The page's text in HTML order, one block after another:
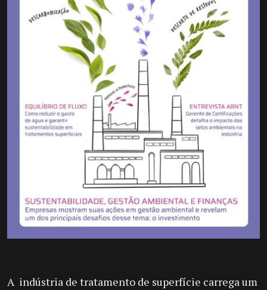
A indústria de tratamento de superfície carrega um